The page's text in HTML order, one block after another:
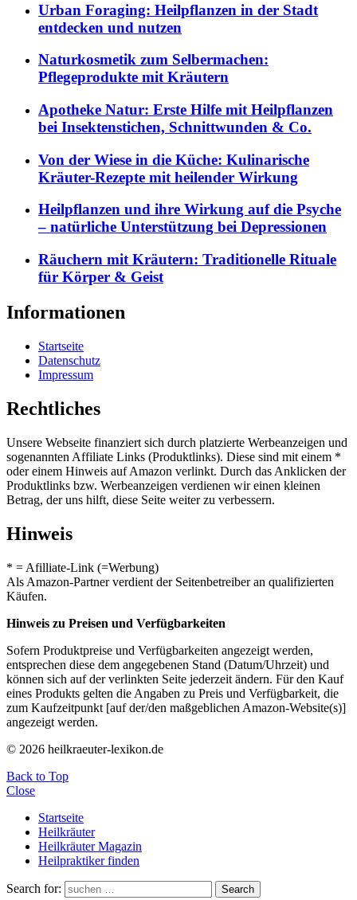
Urban Foraging: Heilpflanzen in der Stadt
entdecken und nutzen
Naturkosmetik zum Selbermachen:
Pflegeprodukte mit Kräutern
Apotheke Natur: Erste Hilfe mit Heilpflanzen
bei Insektenstichen, Schnittwunden & Co.
Von der Wiese in die Küche: Kulinarische
Kräuter-Rezepte mit heilender Wirkung
Heilpflanzen und ihre Wirkung auf die Psyche
– natürliche Unterstützung bei Depressionen
Räuchern mit Kräutern: Traditionelle Rituale
für Körper & Geist
Informationen
Startseite
Datenschutz
Impressum
Rechtliches
Unsere Webseite finanziert sich durch platzierte Werbeanzeigen und
sogenannten Affiliate Links (Produktlinks). Diese sind mit einem *
oder einem Hinweis auf Amazon verlinkt. Durch das Anklicken der
Produktlinks bzw. Werbeanzeigen verdienen wir einen kleinen
Betrag, der uns hilft, diese Seite weiter zu verbessern.
Hinweis
* = Afilliate-Link (=Werbung)
Als Amazon-Partner verdient der Seitenbetreiber an qualifizierten
Käufen.
Hinweis zu Preisen und Verfügbarkeiten
Sofern Produktpreise und Verfügbarkeiten angezeigt werden,
entsprechen diese dem angegebenen Stand (Datum/Uhrzeit) und
können sich auf der verlinkten Seite jederzeit ändern. Für den Kauf
eines Produkts gelten die Angaben zu Preis und Verfügbarkeit, die
zum Kaufzeitpunkt [auf der/den maßgeblichen Amazon-Website(s)]
angezeigt werden.
© 2026 heilkraeuter-lexikon.de
Back to Top
Close
Startseite
Heilkräuter
Heilkräuter Magazin
Heilpraktiker finden
Search for: Search